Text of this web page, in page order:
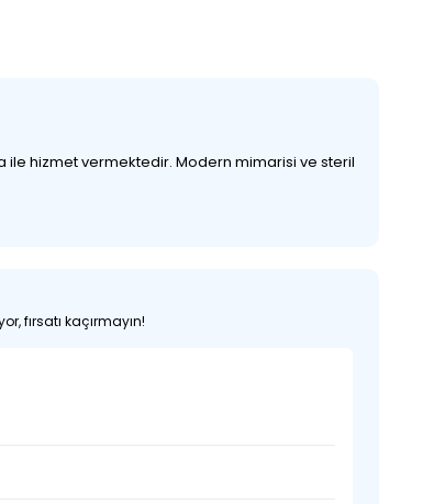
ile hizmet vermektedir. Modern mimarisi ve steril
fırsatı kaçırmayın!